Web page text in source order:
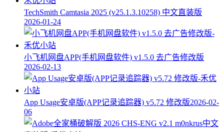
TechSmith Camtasia 2025 (v25.1.3.10258) 中文直装版
2026-01-24
小飞机网盘APP(手机网盘软件) v1.5.0 去广告修改版
2026-02-13
App Usage安卓版(APP记录追踪器) v5.72 修改版2026-02-
06